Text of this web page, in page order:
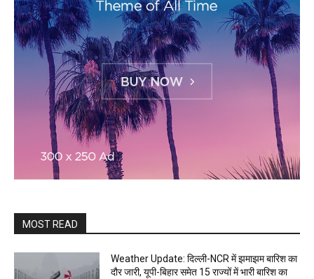
MOST READ
Weather Update: दिल्ली-NCR में झमाझम बारिश का
दौर जारी, यूपी-बिहार समेत 15 राज्यों में भारी बारिश का